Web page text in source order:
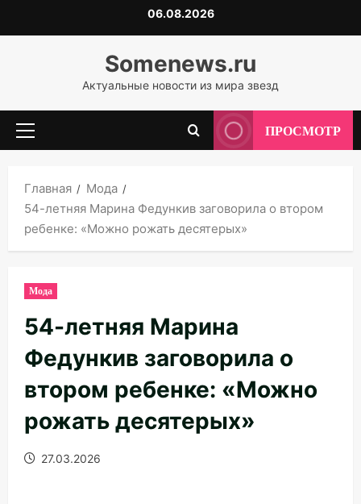
к
06.08.2026
Somenews.ru
Актуальные новости из мира звезд
Основное
ПРОСМОТР
Главная
Мода
54-летняя Марина Федункив заговорила о втором
ребенке: «Можно рожать десятерых»
Мода
54-летняя Марина
Федункив заговорила о
втором ребенке: «Можно
рожать десятерых»
27.03.2026